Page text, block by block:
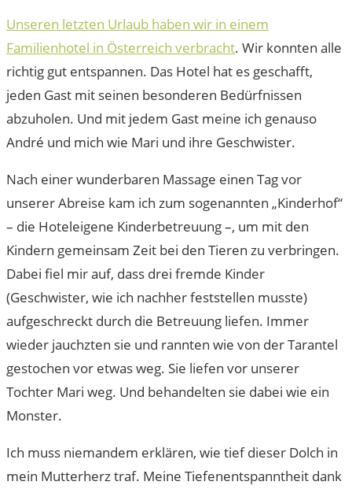
Unseren letzten Urlaub haben wir in einem
Familienhotel in Österreich verbracht. Wir konnten alle
richtig gut entspannen. Das Hotel hat es geschafft,
jeden Gast mit seinen besonderen Bedürfnissen
abzuholen. Und mit jedem Gast meine ich genauso
André und mich wie Mari und ihre Geschwister.
Nach einer wunderbaren Massage einen Tag vor
unserer Abreise kam ich zum sogenannten „Kinderhof“
– die Hoteleigene Kinderbetreuung –, um mit den
Kindern gemeinsam Zeit bei den Tieren zu verbringen.
Dabei fiel mir auf, dass drei fremde Kinder
(Geschwister, wie ich nachher feststellen musste)
aufgeschreckt durch die Betreuung liefen. Immer
wieder jauchzten sie und rannten wie von der Tarantel
gestochen vor etwas weg. Sie liefen vor unserer
Tochter Mari weg. Und behandelten sie dabei wie ein
Monster.
Ich muss niemandem erklären, wie tief dieser Dolch in
mein Mutterherz traf. Meine Tiefenentspanntheit dank